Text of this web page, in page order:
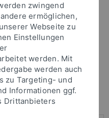
Ihr Passwort an um sich
zwingend
ermöglichen,
Webseite zu
Einstellungen
werden. Mit
werden auch
zu Targeting- und
Informationen ggf.
Drittanbieters